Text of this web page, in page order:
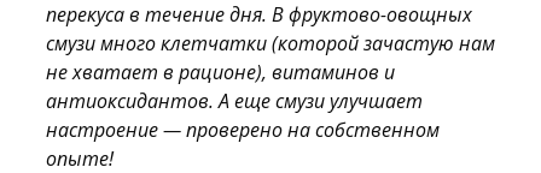
перекуса в течение дня. В фруктово-овощных
смузи много клетчатки (которой зачастую нам
не хватает в рационе), витаминов и
антиоксидантов. А еще смузи улучшает
настроение — проверено на собственном
опыте!